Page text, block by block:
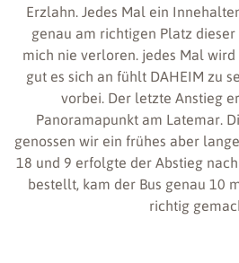
Erzlahn. Jedes Mal ein
genau am richtigen Platz
mich nie verloren. jedes Mal
gut es sich an fühlt DAHEIM zu
vorbei. Der letzte Anstieg
Panoramapunkt am Latemar.
genossen wir ein frühes aber
18 und 9 erfolgte der Abstieg
bestellt, kam der Bus genau 10
richtig